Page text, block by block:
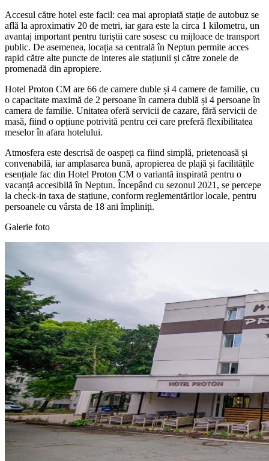
Accesul către hotel este facil: cea mai apropiată stație de autobuz se
află la aproximativ 20 de metri, iar gara este la circa 1 kilometru, un
avantaj important pentru turiștii care sosesc cu mijloace de transport
public. De asemenea, locația sa centrală în Neptun permite acces
rapid către alte puncte de interes ale stațiunii și către zonele de
promenadă din apropiere.
Hotel Proton CM are 66 de camere duble și 4 camere de familie, cu
o capacitate maximă de 2 persoane în camera dublă și 4 persoane în
camera de familie. Unitatea oferă servicii de cazare, fără servicii de
masă, fiind o opțiune potrivită pentru cei care preferă flexibilitatea
meselor în afara hotelului.
Atmosfera este descrisă de oaspeți ca fiind simplă, prietenoasă și
convenabilă, iar amplasarea bună, apropierea de plajă și facilitățile
esențiale fac din Hotel Proton CM o variantă inspirată pentru o
vacanță accesibilă în Neptun. Începând cu sezonul 2021, se percepe
la check-in taxa de stațiune, conform reglementărilor locale, pentru
persoanele cu vârsta de 18 ani împliniți.
Galerie foto